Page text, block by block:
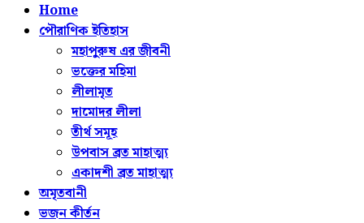
Home
পৌরাণিক ইতিহাস
মহাপুরুষ এর জীবনী
ভক্তের মহিমা
লীলামৃত
দামোদর লীলা
তীর্থ সমূহ
উপবাস ব্রত মাহাত্ম্য
একাদশী ব্রত মাহাত্ম্য
অমৃতবানী
ভজন কীর্তন